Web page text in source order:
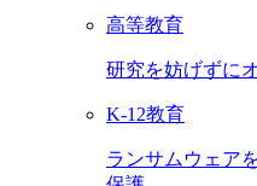
高等教育
研究を妨げずに
K-12教育
ランサムウェア